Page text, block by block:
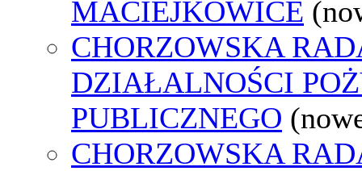
MACIEJKOWICE
CHORZOWSKA
DZIAŁALNOŚCI
PUBLICZNEGO
CHORZOWSKA